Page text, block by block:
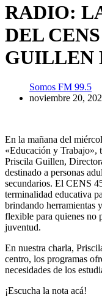
RADIO:
DEL
GUILLEN
Somos FM 99.5
noviembre 20,
En la mañana del
«Educación y Trabajo»,
Priscila Guillen,
destinado a personas
secundarios. El CENS
terminalidad educativa
brindando herramientas
flexible para quienes no
juventud.
En nuestra charla,
centro, los programas
necesidades de los
¡Escucha la nota acá!